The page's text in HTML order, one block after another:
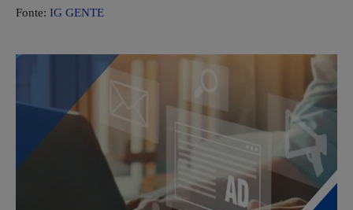
Fonte: IG GENTE